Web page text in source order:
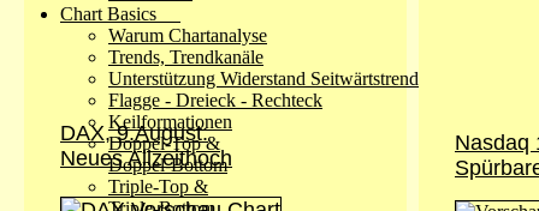
Chart Basics
Warum Chartanalyse
Trends, Trendkanäle
Unterstützung Widerstand Seitwärtstrend
Flagge - Dreieck - Rechteck
Keilformationen
Doppel-Top &
Doppel-Bottom
Triple-Top &
DAX, 9.August:
Neues Allzeithoch
Nasdaq